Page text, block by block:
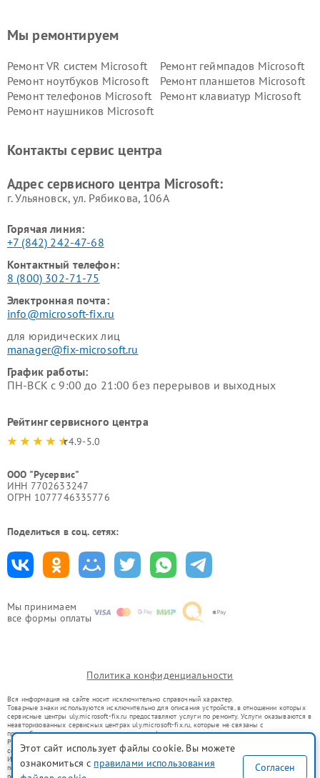
Мы принимаем
все формы оплаты
Мы ремонтируем
Ремонт VR систем Microsoft
Ремонт геймпадов Microsoft
Ремонт ноутбуков Microsoft
Ремонт планшетов Microsoft
Ремонт телефонов Microsoft
Ремонт клавиатур Microsoft
Ремонт наушников Microsoft
Контакты сервис центра
Адрес сервисного центра Microsoft:
г. Ульяновск, ул. Рябикова, 106А
Горячая линия:
+7 (842) 242-47-68
Контактный телефон:
8 (800) 302-71-75
Электронная почта:
info@microsoft-fix.ru
для юридических лиц
manager@fix-microsoft.ru
График работы:
ПН-ВСК с 9:00 до 21:00 без перерывов и выходных
Рейтинг сервисного центра
4.9-5.0
ООО "Русервис"
ИНН 7702633247
ОГРН 1077746335776
Поделиться в соц. сетях:
Политика конфиденциальности
Вся информация на сайте носит исключительно справочный характер.
Товарные знаки используются исключительно для описания устройств, в отношении которых
сервисные центры uly.microsoft-fix.ru предоставляют услуги по ремонту. Услуги оказываются в
неавторизованных сервисных центрах uly.microsoft-fix.ru, которые не связаны с
правообладателями товарных знаков или их официальными представителями.
Ремонт осуществляется для устройств, уже введенных в гражданский оборот в соответствии
со статьей 1487 ГК РФ.
Использование товарных знаков не преследует цели индивидуализации услуг или введения
потребителей в заблуждение, а служит для информирования о предоставляемых услугах по
ремонту техники указанных брендов.
Этот сайт использует файлы cookie. Вы можете
ознакомиться с правилами использования
Согласен